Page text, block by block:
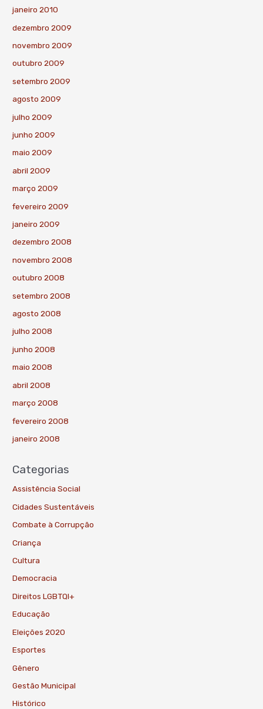
janeiro 2010
dezembro 2009
novembro 2009
outubro 2009
setembro 2009
agosto 2009
julho 2009
junho 2009
maio 2009
abril 2009
março 2009
fevereiro 2009
janeiro 2009
dezembro 2008
novembro 2008
outubro 2008
setembro 2008
agosto 2008
julho 2008
junho 2008
maio 2008
abril 2008
março 2008
fevereiro 2008
janeiro 2008
Categorias
Assistência Social
Cidades Sustentáveis
Combate à Corrupção
Criança
Cultura
Democracia
Direitos LGBTQI+
Educação
Eleições 2020
Esportes
Gênero
Gestão Municipal
Histórico